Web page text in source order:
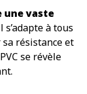
une vaste
à tous
résistance et
se révèle